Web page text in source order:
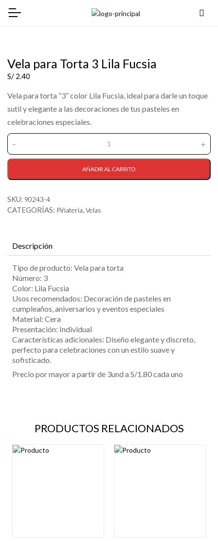
Vela para Torta 3 Lila Fucsia
S/ 2.40
Vela para torta “3” color Lila Fucsia, ideal para darle un toque
sutil y elegante a las decoraciones de tus pasteles en
celebraciones especiales.
-
para
3
Fucsia
cantidad
+
AÑADIR AL CARRITO
SKU: 90243-4
CATEGORÍAS: Piñatería Velas
Descripción
Tipo de producto: Vela para torta
Número: 3
Color: Lila Fucsia
Usos recomendados: Decoración de pasteles en
cumpleaños, aniversarios y eventos especiales
Material: Cera
Presentación: Individual
Características adicionales: Diseño elegante y discreto,
perfecto para celebraciones con un estilo suave y
sofisticado.
Precio por mayor a partir de 3und a S/1.80 cada uno
PRODUCTOS RELACIONADOS